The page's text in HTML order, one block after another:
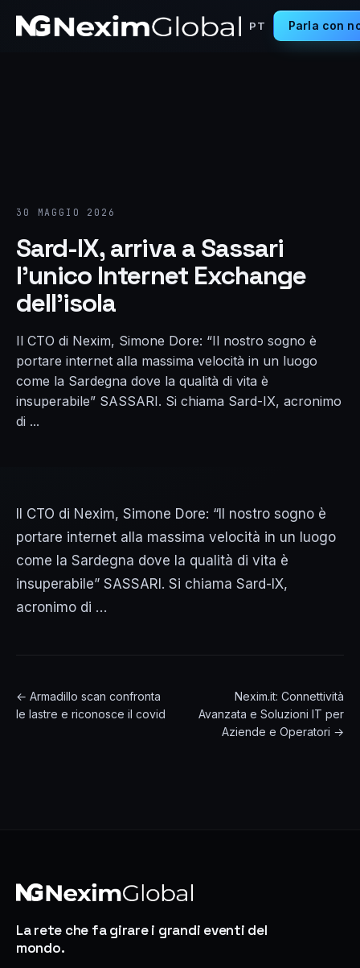
PT Parla con
30 MAGGIO 2026
Sard-IX, arriva a Sassari
l’unico Internet Exchange
dell’isola
Il CTO di Nexim, Simone Dore: “Il nostro sogno è
portare internet alla massima velocità in un luogo
come la Sardegna dove la qualità di vita è
insuperabile” SASSARI. Si chiama Sard-IX, acronimo
di ...
Il CTO di Nexim, Simone Dore: “Il nostro sogno è
portare internet alla massima velocità in un luogo
come la Sardegna dove la qualità di vita è
insuperabile” SASSARI. Si chiama Sard-IX,
acronimo di …
← Armadillo scan confronta
le lastre e riconosce il covid
Nexim.it: Connettività
Avanzata e Soluzioni IT per
Aziende e Operatori →
La rete che fa girare i grandi eventi del
mondo.